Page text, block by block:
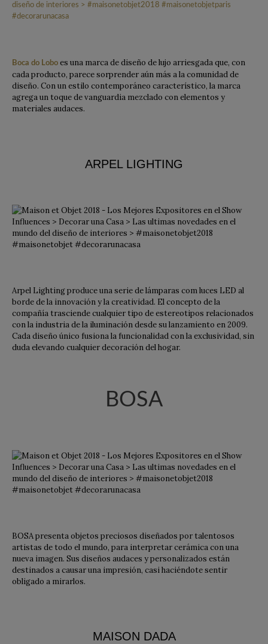
Boca do Lobo es una marca de diseño de lujo arriesgada que, con
cada producto, parece sorprender aún más a la comunidad de
diseño. Con un estilo contemporáneo característico, la marca
agrega un toque de vanguardia mezclado con elementos y
materiales audaces.
ARPEL LIGHTING
Arpel Lighting produce una serie de lámparas com luces LED al
borde de la innovación y la creatividad. El concepto de la
compañía trasciende cualquier tipo de estereotipos relacionados
con la industria de la iluminación desde su lanzamiento en 2009.
Cada diseño único fusiona la funcionalidad con la exclusividad, sin
duda elevando cualquier decoración del hogar.
BOSA
BOSA presenta objetos preciosos diseñados por talentosos
artistas de todo el mundo, para interpretar cerámica con una
nueva imagen. Sus diseños audaces y personalizados están
destinados a causar una impresión, casi haciéndote sentir
obligado a mirarlos.
MAISON DADA